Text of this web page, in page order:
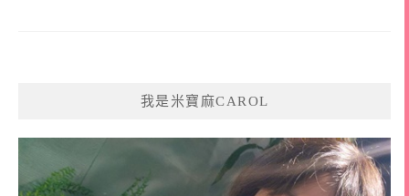
我是米寶麻CAROL